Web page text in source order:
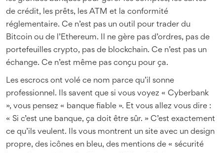
de crédit, les prêts, les ATM et la conformité
réglementaire. Ce n’est pas un outil pour trader du
Bitcoin ou de l’Ethereum. Il ne gère pas d’ordres, pas de
portefeuilles crypto, pas de blockchain. Ce n’est pas un
échange. Ce n’est même pas conçu pour ça.
Les escrocs ont volé ce nom parce qu’il sonne
professionnel. Ils savent que si vous voyez « Cyberbank
», vous pensez « banque fiable ». Et vous allez vous dire :
« Si c’est une banque, ça doit être sûr. » C’est exactement
ce qu’ils veulent. Ils vous montrent un site avec un design
propre, des icônes en bleu, des mentions de « sécurité